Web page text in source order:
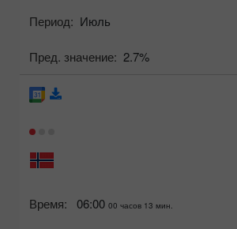
Период: Июль
Пред. значение: 2.7%
Время: 06:00 00 часов 13 мин.